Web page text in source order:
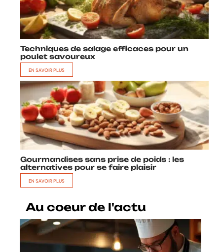
Techniques de salage efficaces pour un
poulet savoureux
EN SAVOIR PLUS
Gourmandises sans prise de poids : les
alternatives pour se faire plaisir
EN SAVOIR PLUS
Au coeur de l'actu